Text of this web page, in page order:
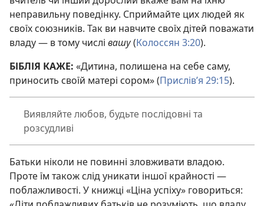
неправильну поведінку. Сприймайте цих людей як
своїх союзників. Так ви навчите своїх дітей поважати
владу — в тому числі вашу(Колоссян 3:20).
БІБЛІЯ КАЖЕ: «Дитина, полишена на себе саму,
приносить своїй матері сором» (Прислів’я 29:15).
Виявляйте любов, будьте послідовні та
розсудливі
Батьки ніколи не повинні зловживати владою.
Проте їм також слід уникати іншої крайності —
поблажливості. У книжці «Ціна успіху» говориться: